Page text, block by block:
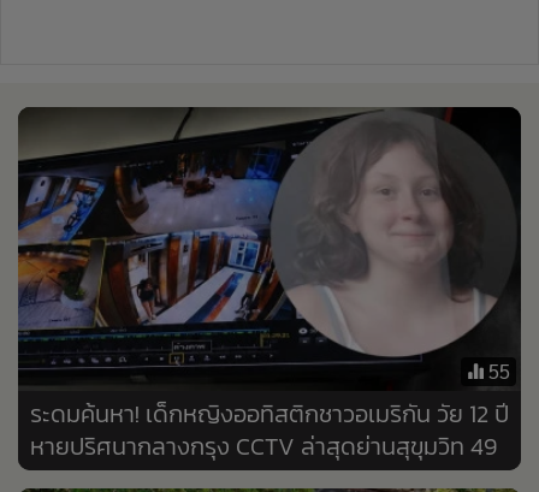
• ละคร
• CbizReview
• Cyber BIZ
• ผู้จัดกวน
Good health & Well-being
•
Green Innovation & SD
MGR Live
• Infographic
55
ระดมค้นหา! เด็กหญิงออทิสติกชาวอเมริกัน วัย 12 ปี
หายปริศนากลางกรุง CCTV ล่าสุดย่านสุขุมวิท 49